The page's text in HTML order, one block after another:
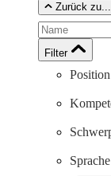
Zurück zu...
Filter
Position
Sprache